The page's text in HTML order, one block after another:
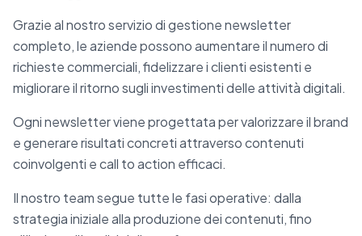
Grazie al nostro servizio di gestione newsletter
completo, le aziende possono aumentare il numero di
richieste commerciali, fidelizzare i clienti esistenti e
migliorare il ritorno sugli investimenti delle attività digitali.
Ogni newsletter viene progettata per valorizzare il brand
e generare risultati concreti attraverso contenuti
coinvolgenti e call to action efficaci.
Il nostro team segue tutte le fasi operative: dalla
strategia iniziale alla produzione dei contenuti, fino